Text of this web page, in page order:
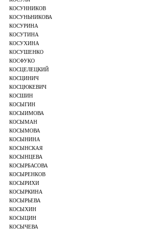
КОСУННИКОВ
КОСУНЬНИКОВА
КОСУРИНА
КОСУТИНА
КОСУХИНА
КОСУШЕНКО
КОСФУКО
КОСЦЕЛЕЦКИЙ
КОСЦИНИЧ
КОСЦЮКЕВИЧ
КОСШИН
КОСЫГИН
КОСЫИМОВА
КОСЫМАН
КОСЫМОВА
КОСЫНИНА
КОСЫНСКАЯ
КОСЫНЦЕВА
КОСЫРБАСОВА
КОСЫРЕНКОВ
КОСЫРИХИ
КОСЫРКИНА
КОСЫРЬЕВА
КОСЫХИН
КОСЫЦИН
КОСЫЧЕВА